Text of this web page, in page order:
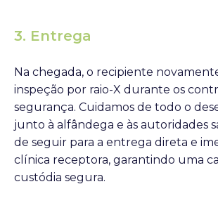
3. Entrega
Na chegada, o recipiente
inspeção por raio-X durante os
segurança. Cuidamos de todo o
junto à alfândega e às autoridades
de seguir para a entrega direta e
clínica receptora, garantindo uma
custódia segura.